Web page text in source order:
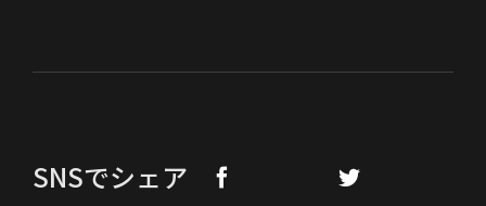
SNSでシェア